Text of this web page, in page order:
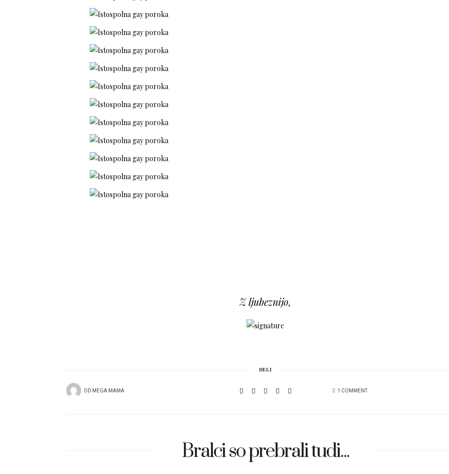
Z ljubeznijo,
DELI
OD MEGA MAMA 1 COMMENT
Bralci so prebrali tudi...